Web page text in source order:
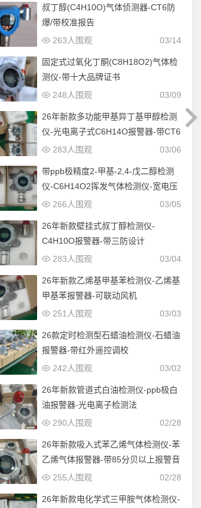
叔丁醇(C4H10O)气体侦测器-CT6防
爆/带校准报告
03/14
263人围观
固定式过氧化丁酮(C8H18O2)气体检
测仪-带十大品牌证书
03/09
248人围观
26年新款多功能甲基异丁基甲醇检测
仪-光电离子式C6H14O报警器-带CT6
防爆设计
03/06
283人围观
带ppb极精度2-甲基-2,4-戊二醇检测
仪-C6H14O2挥发气体检测仪-宽电压
12-30V供电
03/05
266人围观
26年新款壁挂式叔丁醇检测仪-
C4H10O报警器-带三防设计
03/04
283人围观
26年新款乙烯基甲基苯检测仪-乙烯基
甲基苯报警器-可联动风机
03/03
251人围观
26款定时检测型石蜡油检测仪-石蜡油
报警器-带红外遥控调校
03/02
242人围观
26年新款管道式白油检测仪-ppb极白
油报警器-光电离子检测法
02/28
290人围观
26年新款吸入式苯乙烯气体检测仪-苯
乙烯气体报警器-带85分贝以上报警音
02/28
255人围观
26年新款电化学式三甲胺气体检测仪-